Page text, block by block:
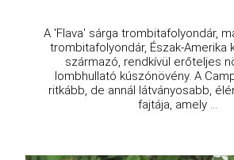
A 'Flava' sárga trombitafolyondár,
trombitafolyondár, Észak-Amerika
származó, rendkívül erőteljes
lombhullató kúszónövény. A
ritkább, de annál látványosabb,
fajtája, amely ...